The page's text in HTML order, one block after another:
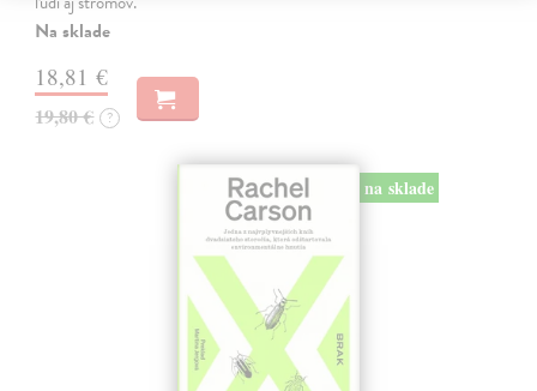
Na sklade
18,81 €
19,80 € ?
na sklade